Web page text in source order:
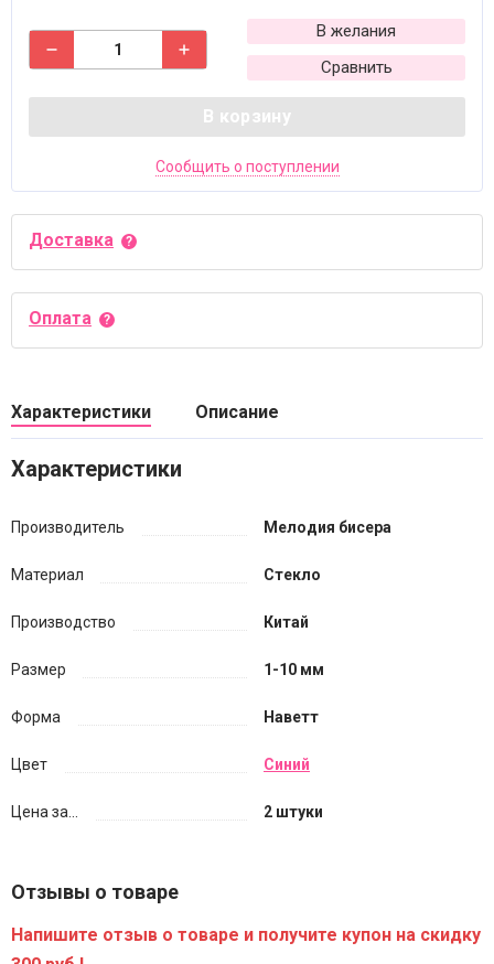
В желания
Сравнить
В корзину
Сообщить о поступлении
Доставка
Оплата
Характеристики Описание
Характеристики
Производитель Мелодия бисера
Материал Стекло
Производство Китай
Размер 1-10 мм
Форма Наветт
Цвет Синий
Цена за... 2 штуки
Отзывы о товаре
Напишите отзыв о товаре и получите купон на скидку